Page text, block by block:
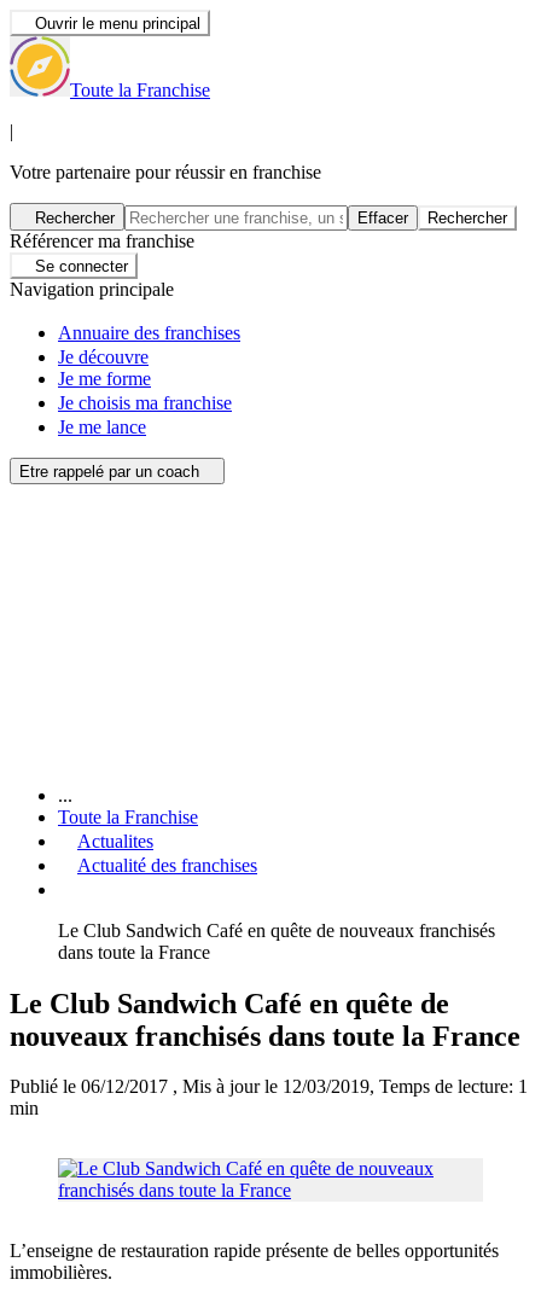
Ouvrir le menu principal
Toute la Franchise
|
Votre partenaire pour réussir en franchise
Rechercher Effacer Rechercher
Référencer ma franchise
Se connecter
Navigation principale
Annuaire des franchises
Je découvre
Je me forme
Je choisis ma franchise
Je me lance
Etre rappelé par un coach
...
Toute la Franchise
Actualites
Actualité des franchises
Le Club Sandwich Café en quête de nouveaux franchisés
dans toute la France
Le Club Sandwich Café en quête de
nouveaux franchisés dans toute la France
Publié le 06/12/2017 , Mis à jour le 12/03/2019, Temps de lecture: 1
min
L’enseigne de restauration rapide présente de belles opportunités
immobilières.